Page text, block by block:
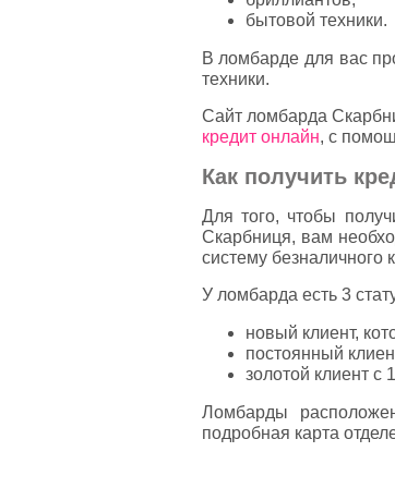
бытовой техники.
В ломбарде для вас
техники.
Сайт ломбарда
кредит онлайн, с
Как получить
Для того, чтобы
Скарбниця, вам
систему безналичного
У ломбарда есть 3
новый клиент,
постоянный
золотой клиент с
Ломбарды
подробная карта